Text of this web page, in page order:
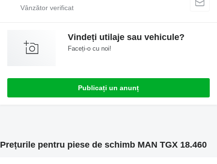
Vindeți utilaje sau vehicule?
Faceți-o cu noi!
Publicați un anunț
Prețurile pentru piese de schimb MAN TGX 18.460